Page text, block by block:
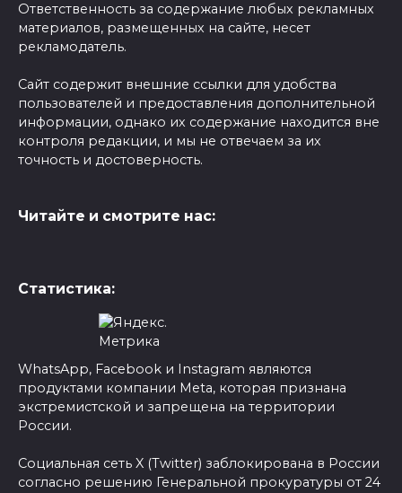
Ответственность за содержание любых рекламных
материалов, размещенных на сайте, несет
рекламодатель.
Сайт содержит внешние ссылки для удобства
пользователей и предоставления дополнительной
информации, однако их содержание находится вне
контроля редакции, и мы не отвечаем за их
точность и достоверность.
Читайте и смотрите нас:
Статистика:
WhatsApp, Facebook и Instagram являются
продуктами компании Meta, которая признана
экстремистской и запрещена на территории
России.
Социальная сеть X (Twitter) заблокирована в России
согласно решению Генеральной прокуратуры от 24